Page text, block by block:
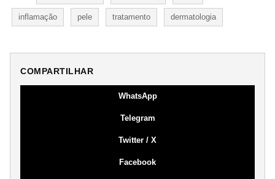
inflamação pele tratamento dermatologia
COMPARTILHAR
WhatsApp
Telegram
Twitter / X
Facebook